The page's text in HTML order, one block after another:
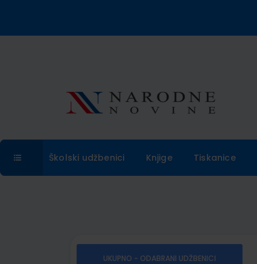
Školski udžbenici Knjige Tiskanice
UKUPNO - ODABRANI UDŽBENICI